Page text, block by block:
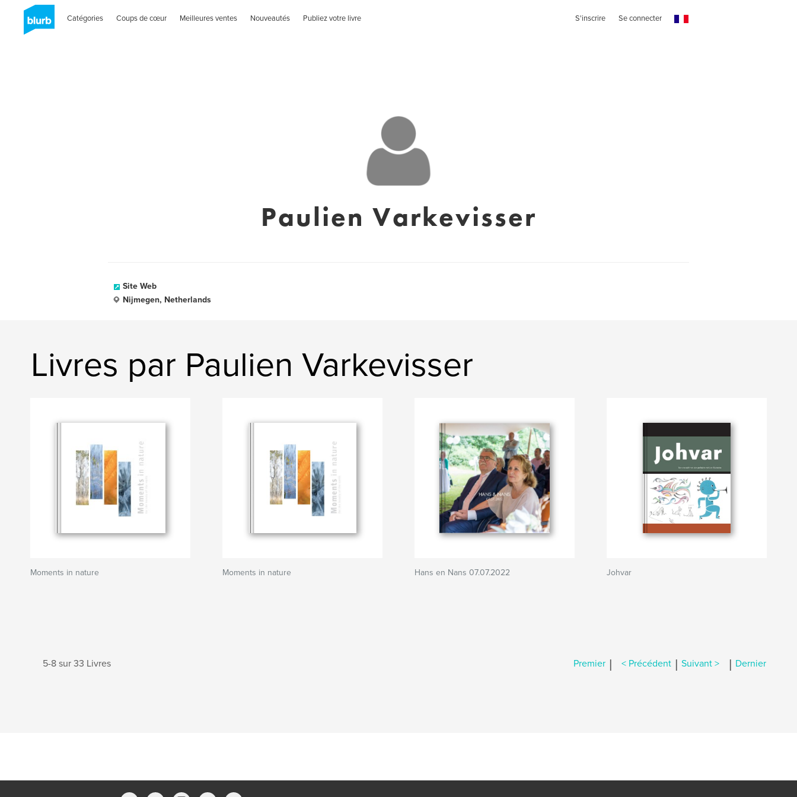
Catégories Coups de cœur Meilleures ventes Nouveautés Publiez votre livre S'inscrire Se connecter
Paulien Varkevisser
Site Web
Nijmegen, Netherlands
Livres par Paulien Varkevisser
Moments in nature Moments in nature Hans en Nans 07.07.2022 Johvar
5-8 sur 33 Livres Premier | < Précédent | Suivant > | Dernier